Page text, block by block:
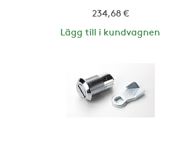
234,68 €
Lägg till i kundvagnen